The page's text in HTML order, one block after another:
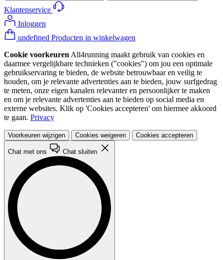
Klantenservice
Inloggen
undefined Producten in winkelwagen
Cookie voorkeuren All4running maakt gebruik van cookies en
daarmee vergelijkbare technieken ("cookies") om jou een optimale
gebruikservaring te bieden, de website betrouwbaar en veilig te
houden, om je relevante advertenties aan te bieden, jouw surfgedrag
te meten, onze eigen kanalen relevanter en persoonlijker te maken
en om je relevante advertenties aan te bieden op social media en
externe websites. Klik op 'Cookies accepteren' om hiermee akkoord
te gaan. Privacy
Voorkeuren wijzigen Cookies weigeren Cookies accepteren
Chat met ons Chat sluiten